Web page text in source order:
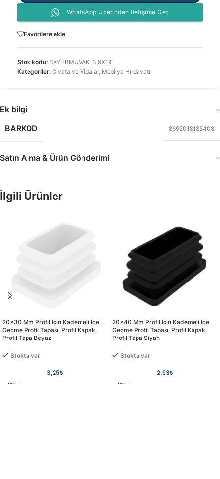
WhatsApp Üzerinden İletişime Geç
Favorilere ekle
Stok kodu: SAYHBMUVAK-3.9X19
Kategoriler: Civata ve Vidalar, Mobilya Hırdavatı
Ek bilgi
BARKOD
8692018185408
Satın Alma & Ürün Gönderimi
İlgili Ürünler
20×30 Mm Profil İçin Kademeli İçe
Geçme Profil Tapası, Profil Kapak,
Profil Tapa Beyaz
Stokta var
3,25₺
20×40 Mm Profil İçin Kademeli İçe
Geçme Profil Tapası, Profil Kapak,
Profil Tapa Siyah
Stokta var
2,93₺